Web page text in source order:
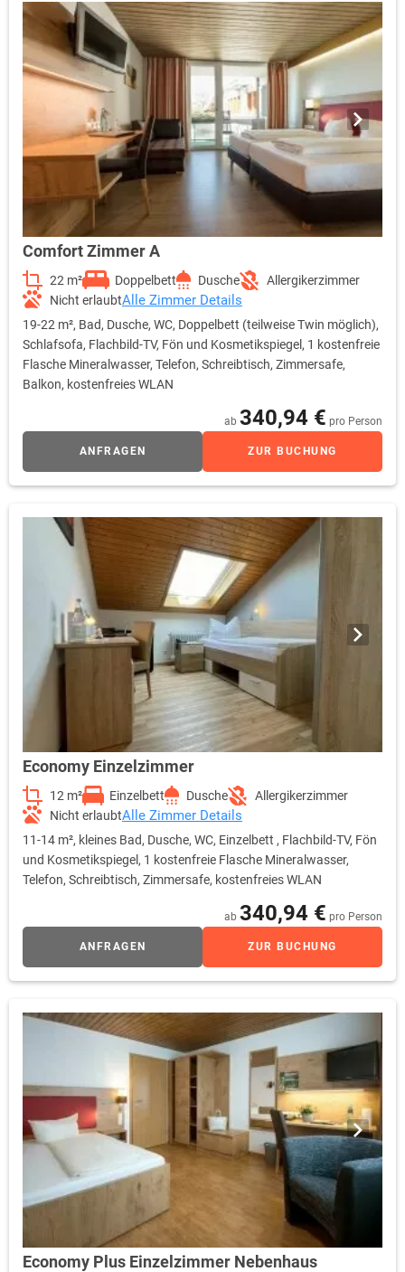
Comfort Zimmer A
22 m² Doppelbett Dusche
Allergikerzimmer
Nicht erlaubtAlle Zimmer Details
19-22 m², Bad, Dusche, WC, Doppelbett (teilweise Twin möglich),
Schlafsofa, Flachbild-TV, Fön und Kosmetikspiegel, 1 kostenfreie
Flasche Mineralwasser, Telefon, Schreibtisch, Zimmersafe,
Balkon, kostenfreies WLAN
ab 340,94 € pro Person
ANFRAGEN ZUR BUCHUNG
Economy Einzelzimmer
12 m² Einzelbett Dusche
Allergikerzimmer
Nicht erlaubtAlle Zimmer Details
11-14 m², kleines Bad, Dusche, WC, Einzelbett , Flachbild-TV, Fön
und Kosmetikspiegel, 1 kostenfreie Flasche Mineralwasser,
Telefon, Schreibtisch, Zimmersafe, kostenfreies WLAN
ab 340,94 € pro Person
ANFRAGEN ZUR BUCHUNG
Economy Plus Einzelzimmer Nebenhaus